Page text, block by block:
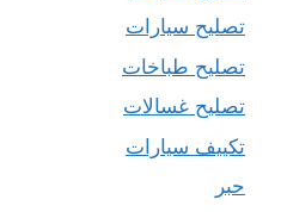
تصليح سيارات
تصليح طباخات
تصليح غسالات
تكييف سيارات
حبر